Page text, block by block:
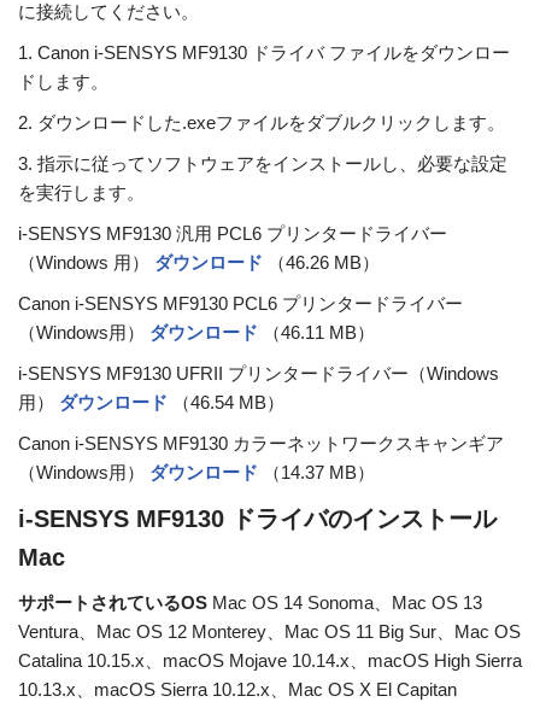
に接続してください。
1. Canon i-SENSYS MF9130 ドライバ ファイルをダウンロー
ドします。
2. ダウンロードした.exeファイルをダブルクリックします。
3. 指示に従ってソフトウェアをインストールし、必要な設定
を実行します。
i-SENSYS MF9130 汎用 PCL6 プリンタードライバー
（Windows 用） ダウンロード
（46.26 MB）
Canon i-SENSYS MF9130 PCL6 プリンタードライバー
（Windows用） ダウンロード
（46.11 MB）
i-SENSYS MF9130 UFRII プリンタードライバー（Windows
用） ダウンロード
（46.54 MB）
Canon i-SENSYS MF9130 カラーネットワークスキャンギア
（Windows用） ダウンロード （14.37 MB）
i-SENSYS MF9130 ドライバのインストール
Mac
サポートされているOS Mac OS 14 Sonoma、Mac OS 13
Ventura、Mac OS 12 Monterey、Mac OS 11 Big Sur、Mac OS
Catalina 10.15.x、macOS Mojave 10.14.x、macOS High Sierra
10.13.x、macOS Sierra 10.12.x、Mac OS X El Capitan